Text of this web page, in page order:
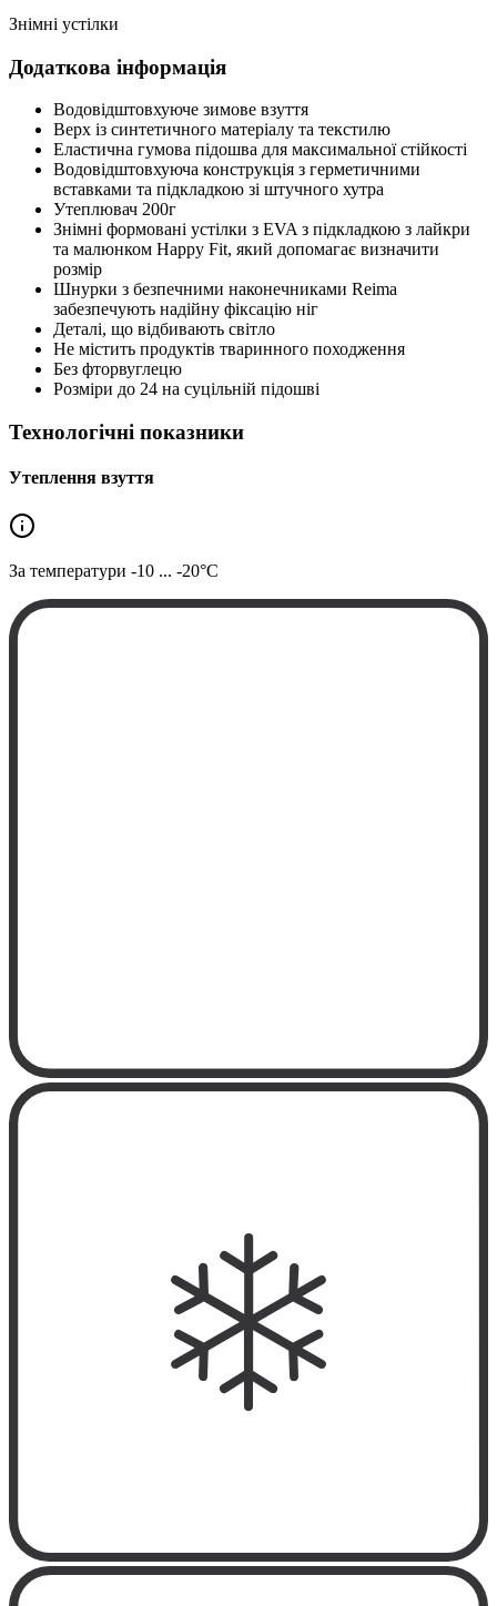
Знімні устілки
Додаткова інформація
Водовідштовхуюче зимове взуття
Верх із синтетичного матеріалу та текстилю
Еластична гумова підошва для максимальної стійкості
Водовідштовхуюча конструкція з герметичними
вставками та підкладкою зі штучного хутра
Утеплювач 200г
Знімні формовані устілки з EVA з підкладкою з лайкри
та малюнком Happy Fit, який допомагає визначити
розмір
Шнурки з безпечними наконечниками Reima
забезпечують надійну фіксацію ніг
Деталі, що відбивають світло
Не містить продуктів тваринного походження
Без фторвуглецю
Розміри до 24 на суцільній підошві
Технологічні показники
Утеплення взуття
За температури -10 ... -20°C